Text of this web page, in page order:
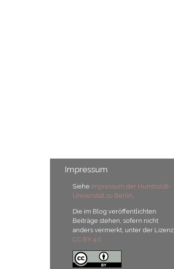
Impressum
Siehe Impressum der Humboldt-
Universität zu Berlin
Die im Blog veröffentlichten
Beiträge stehen, sofern nicht
anders vermerkt, unter der Lizenz
CC BY 4.0.